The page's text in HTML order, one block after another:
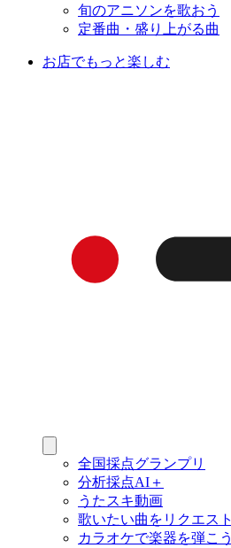
旬のアニソンを歌おう
定番曲・盛り上がる曲
お店でもっと楽しむ
全国採点グランプリ
分析採点AI＋
うたスキ動画
歌いたい曲をリクエスト
カラオケで楽器を弾こう